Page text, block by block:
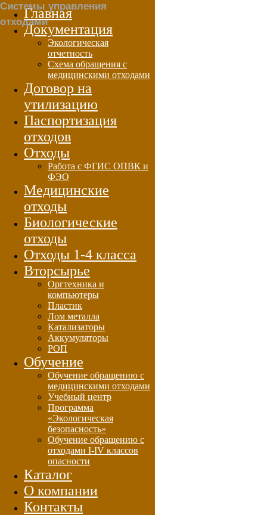
Системы управления
отходами
Главная
Документация
Экологическая
отчетность
Схема обращения с
медицинскими отходами
Договор на
утилизацию
Паспортизация
отходов
Отходы
Работа с ФГИС ОПВК и
ФЭО
Медицинские
отходы
Биологические
отходы
Отходы 1-4 класса
Вторсырье
Оргтехника и
компьютеры
Пластик
Лом металла
Катализаторы
Аккумуляторы
РОП
Обучение
Обучение обращению с
медицинскими отходами
Учебный центр
Программа
«Экологическая
безопасность»
Обучение обращению с
отходами I-IV классов
опасности
Каталог
О компании
Контакты